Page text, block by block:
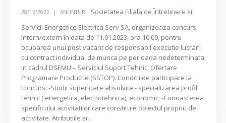
28/12/2022 ANUNTURI
Societatea Filiala de Întretinere si
Servicii Energetice Electrica Serv SA, organizeaza concurs
intern/extern în data de 11.01.2023, ora 10:00, pentru
ocuparea unui post vacant de responsabil executie lucrari
cu contract individual de munca pe perioada nedeterminata
in cadrul DSEMU – Serviciul Suport Tehnic, Ofertare
Programare Productie (SSTOP). Conditii de participare la
concurs: -Studii superioare absolvite - specializarea profil
tehnic ( energetica, electrotehnica), economic; -Cunoasterea
specificului activitatilor care constituie obiectul propriu de
activitate. Atributiile si...